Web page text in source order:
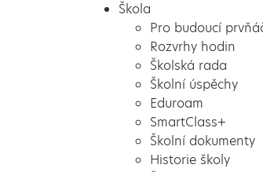
Škola
Pro budoucí
Rozvrhy hodin
Školská rada
Školní úspěchy
Eduroam
SmartClass+
Školní dokumenty
Historie školy